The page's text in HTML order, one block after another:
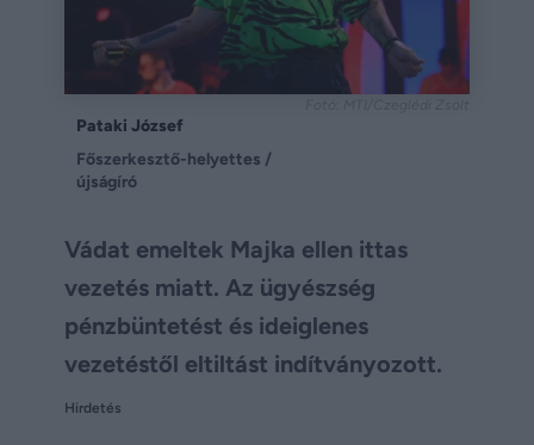
Pataki József
Főszerkesztő-helyettes /
újságíró
Vádat emeltek Majka ellen ittas
vezetés miatt. Az ügyészség
pénzbüntetést és ideiglenes
vezetéstől eltiltást indítványozott.
Hirdetés